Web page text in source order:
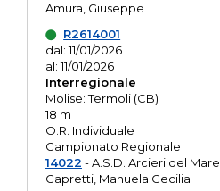
Amura, Giuseppe
R2614001
dal: 11/01/2026
al: 11/01/2026
Interregionale
Molise: Termoli (CB)
18 m
O.R. Individuale
Campionato Regionale
14022 - A.S.D. Arcieri del Mare
Capretti, Manuela Cecilia